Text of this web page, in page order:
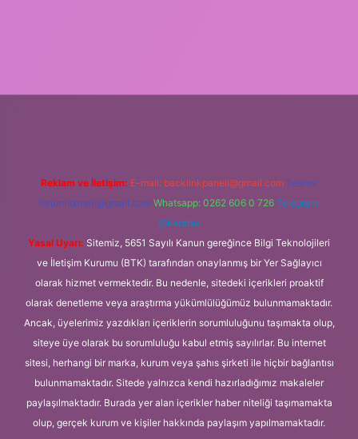
Reklam ve İletişim: E-mail: backlinkpaneli@gmail.com Teams:
forumhizmeti@gmail.com Whatsapp: 0262 606 0 726 Telegram:
@karabul
Yasal Uyarı: Sitemiz, 5651 Sayılı Kanun gereğince Bilgi Teknolojileri
ve İletişim Kurumu (BTK) tarafından onaylanmış bir Yer Sağlayıcı
olarak hizmet vermektedir. Bu nedenle, sitedeki içerikleri proaktif
olarak denetleme veya araştırma yükümlülüğümüz bulunmamaktadır.
Ancak, üyelerimiz yazdıkları içeriklerin sorumluluğunu taşımakta olup,
siteye üye olarak bu sorumluluğu kabul etmiş sayılırlar. Bu internet
sitesi, herhangi bir marka, kurum veya şahıs şirketi ile hiçbir bağlantısı
bulunmamaktadır. Sitede yalnızca kendi hazırladığımız makaleler
paylaşılmaktadır. Burada yer alan içerikler haber niteliği taşımamakta
olup, gerçek kurum ve kişiler hakkında paylaşım yapılmamaktadır.